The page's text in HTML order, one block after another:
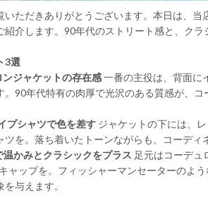
いただきありがとうございます。本日は、
紹介します。90年代のストリート感と、ク
3選
ジャケットの存在感一番の主役は、背面に
。90年代特有の肉厚で光沢のある質感が、
プシャツで色を差す ジャケットの下には、
を。落ち着いたトーンながらも、コーディ
かみとクラシックをプラス 足元はコーデュ
ャップを。フィッシャーマンセーターのよ
与えます。